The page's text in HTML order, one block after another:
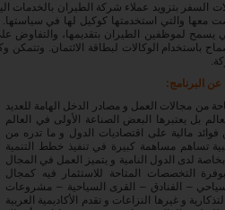
السفر بتزويد عملاء شركة الطيران بالخدمات
معها والتي استخدمتها كوكيل لها في
يسمح لموظفين الطيران بتقديمها، والتفاوض
باستخدام الوكالات لبطاقة الائتمان.
البرنامج:
من مجالات العمل و مصادر الدخل الهامة للعديد
بل يعتبرها البعض الصناعة الأولى في العالم
فوائد مالية على اقتصاديات الدول و ما تدره من
تساهم مساهمة كبيرة في تنفيذ خطط التنمية
بخاصة لدى الدول النامية و يتميز العمل في المجال
التخصصات المتاحة للاستثمار فيه كمجال
– الفنادق – القرى السياحية – مشروعات
التذكارية و غيرها النزاعات و تقدم الأكاديمية العربية